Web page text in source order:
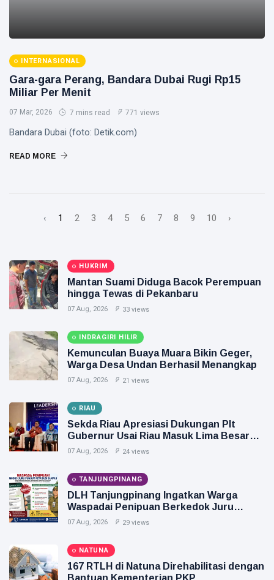
INTERNASIONAL
Gara-gara Perang, Bandara Dubai Rugi Rp15
Miliar Per Menit
07 Mar, 2026 7 mins read 771 views
Bandara Dubai (foto: Detik.com)
READ MORE
‹ 1 2 3 4 5 6 7 8 9 10 ›
HUKRIM
Mantan Suami Diduga Bacok Perempuan
hingga Tewas di Pekanbaru
07 Aug, 2026 33 views
INDRAGIRI HILIR
Kemunculan Buaya Muara Bikin Geger,
Warga Desa Undan Berhasil Menangkap
07 Aug, 2026 21 views
RIAU
Sekda Riau Apresiasi Dukungan Plt
Gubernur Usai Riau Masuk Lima Besar
ADLG Awards 2026
07 Aug, 2026 24 views
TANJUNGPINANG
DLH Tanjungpinang Ingatkan Warga
Waspadai Penipuan Berkedok Juru
Pungut Retribusi Sampah
07 Aug, 2026 29 views
NATUNA
167 RTLH di Natuna Direhabilitasi dengan
Bantuan Kementerian PKP